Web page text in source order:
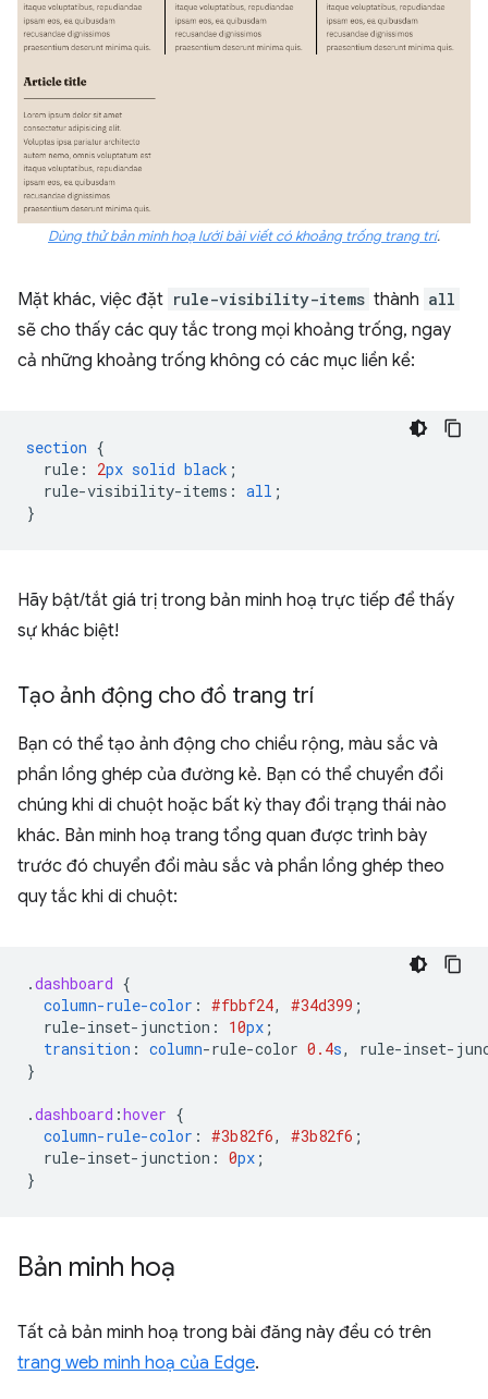
Dùng thử bản minh hoạ lưới bài viết có khoảng trống trang trí.
Mặt khác, việc đặt rule-visibility-items thành all
sẽ cho thấy các quy tắc trong mọi khoảng trống, ngay
cả những khoảng trống không có các mục liền kề:
section {
rule : 2px solid black ;
rule-visibility-items : all ;
}
Hãy bật/tắt giá trị trong bản minh hoạ trực tiếp để thấy
sự khác biệt!
Tạo ảnh động cho đồ trang trí
Bạn có thể tạo ảnh động cho chiều rộng, màu sắc và
phần lồng ghép của đường kẻ. Bạn có thể chuyển đổi
chúng khi di chuột hoặc bất kỳ thay đổi trạng thái nào
khác. Bản minh hoạ trang tổng quan được trình bày
trước đó chuyển đổi màu sắc và phần lồng ghép theo
quy tắc khi di chuột:
.dashboard {
column-rule-color : #fbbf24, #34d399 ;
rule-inset-junction : 10px ;
transition : column-rule-color 0.4s,
rule-inset-
}
.dashboard :hover {
column-rule-color : #3b82f6, #3b82f6 ;
rule-inset-junction : 0px ;
}
Bản minh hoạ
Tất cả bản minh hoạ trong bài đăng này đều có trên
trang web minh hoạ của Edge.